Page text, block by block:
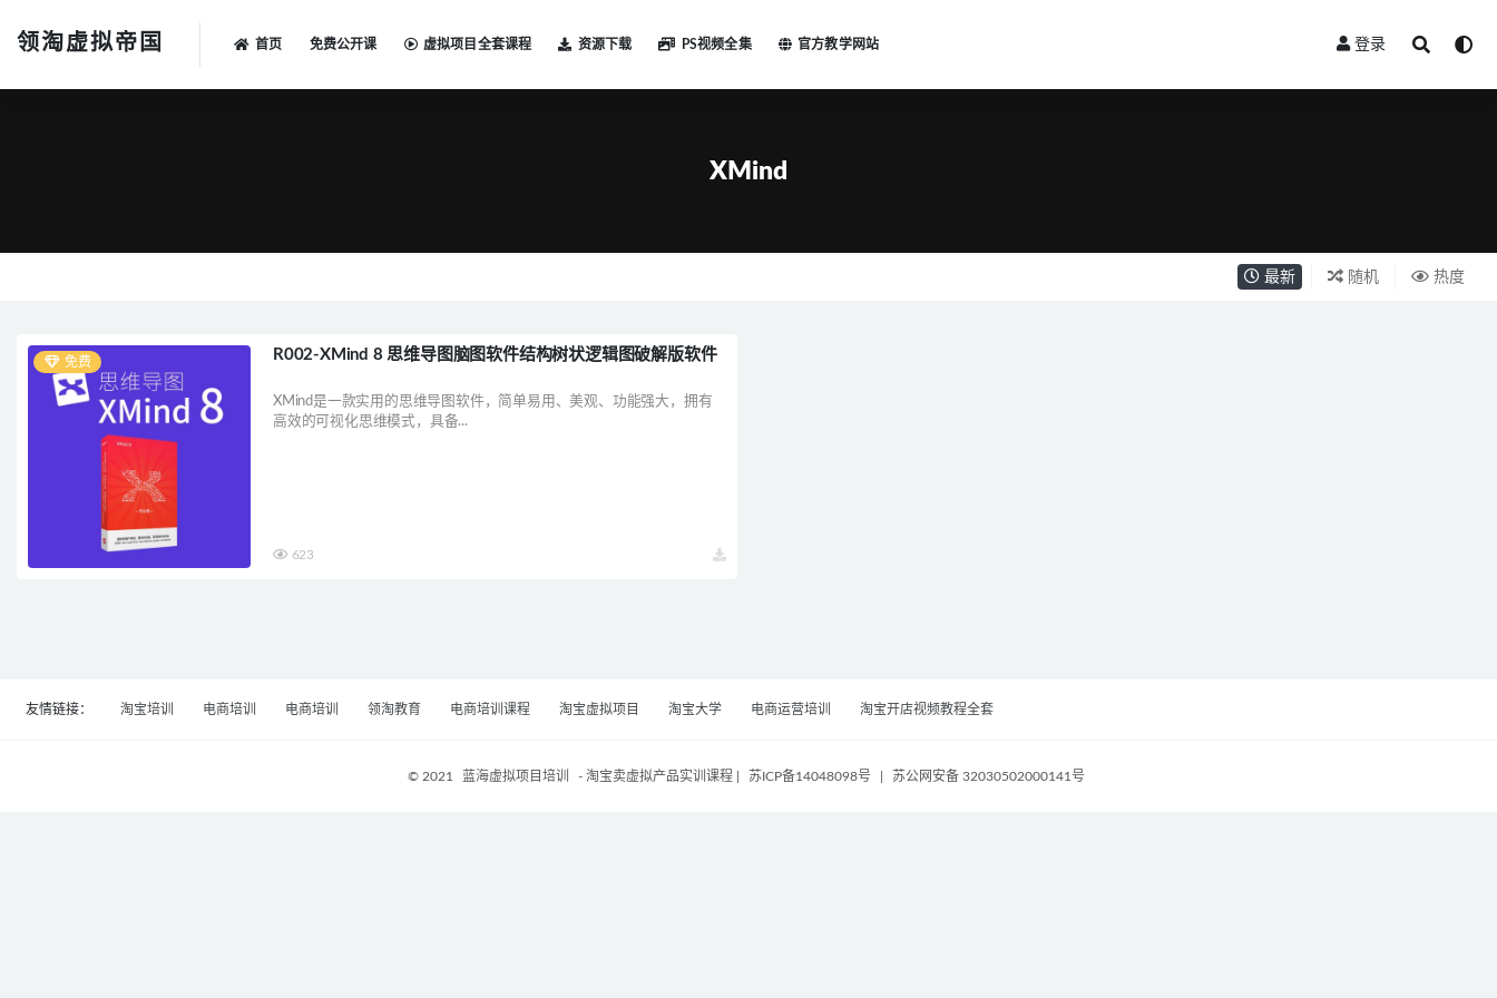
领淘虚拟帝国 首页 免费公开课 虚拟项目全套课程 资源下载 PS视频全集 官方教学网站 登录
XMind
最新 随机 热度
免费 R002-XMind 8 思维导图脑图软件结构树状逻辑图破解版软件
XMind是一款实用的思维导图软件，简单易用、美观、功能强大，拥有
高效的可视化思维模式，具备...
623
友情链接： 淘宝培训 电商培训 电商培训 领淘教育 电商培训课程 淘宝虚拟项目 淘宝大学 电商运营培训 淘宝开店视频教程全套
© 2021 蓝海虚拟项目培训 - 淘宝卖虚拟产品实训课程| 苏ICP备14048098号 苏公网安备 32030502000141号